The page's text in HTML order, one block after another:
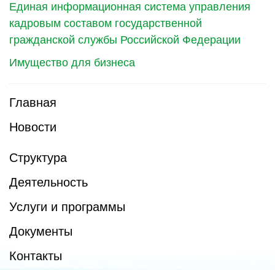
Единая информационная система управления
кадровым составом государственной
гражданской службы Российской Федерации
Имущество для бизнеса
Главная
Новости
Структура
Деятельность
Услуги и программы
Документы
Контакты